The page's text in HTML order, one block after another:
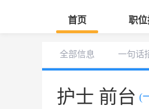
首页 职
全部信息 一句话
护士 前台 (